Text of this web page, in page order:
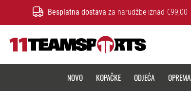
Besplatna dostava za narudžbe iznad €99,00
NOVO KOPAČKE ODJEĆA OPREMA